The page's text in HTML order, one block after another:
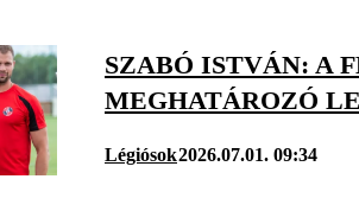
SZABÓ ISTVÁN: A
MEGHATÁROZÓ
Légiósok2026.07.01. 09:34